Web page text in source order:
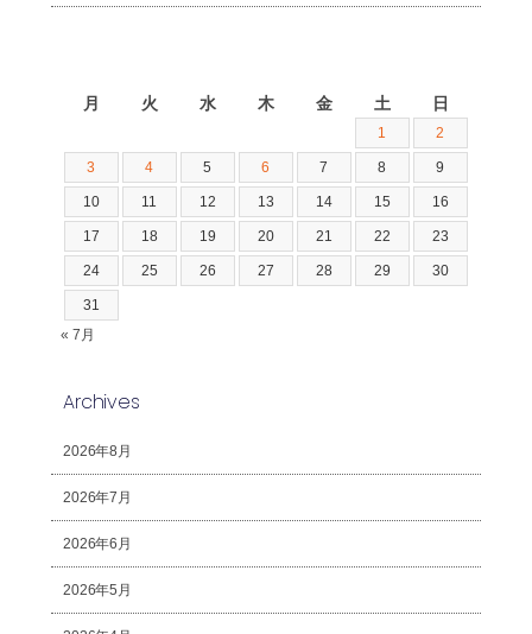
月 火 水 木 金 土 日
1 2
3 4 5 6 7 8 9
10 11 12 13 14 15 16
17 18 19 20 21 22 23
24 25 26 27 28 29 30
31
« 7月
Archives
2026年8月
2026年7月
2026年6月
2026年5月